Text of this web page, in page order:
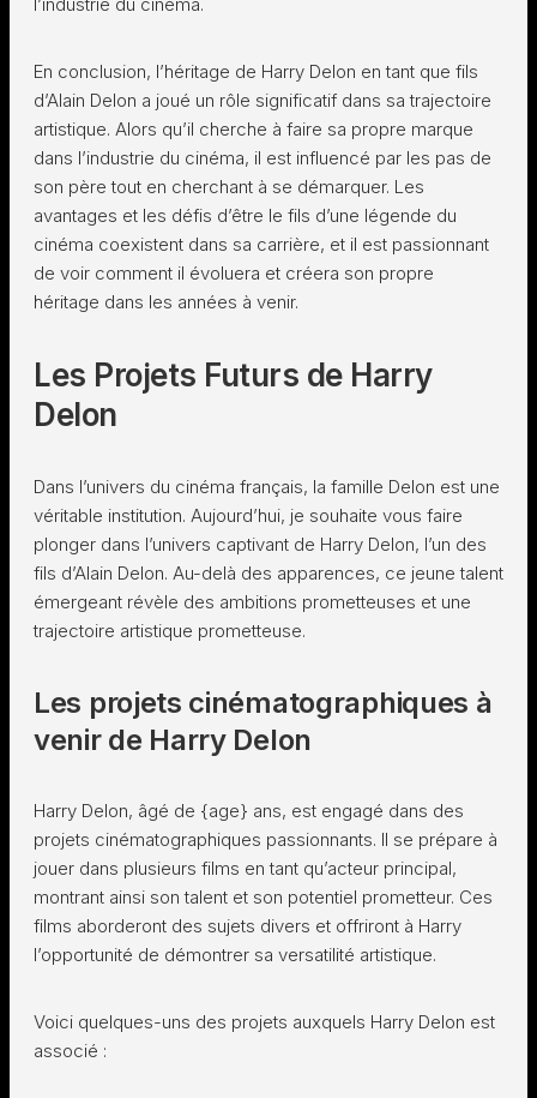
En conclusion, l’héritage de Harry Delon en tant que fils
d’Alain Delon a joué un rôle significatif dans sa trajectoire
artistique. Alors qu’il cherche à faire sa propre marque
dans l’industrie du cinéma, il est influencé par les pas de
son père tout en cherchant à se démarquer. Les
avantages et les défis d’être le fils d’une légende du
cinéma coexistent dans sa carrière, et il est passionnant
de voir comment il évoluera et créera son propre
héritage dans les années à venir.
Les Projets Futurs de Harry
Delon
Dans l’univers du cinéma français, la famille Delon est une
véritable institution. Aujourd’hui, je souhaite vous faire
plonger dans l’univers captivant de Harry Delon, l’un des
fils d’Alain Delon. Au-delà des apparences, ce jeune talent
émergeant révèle des ambitions prometteuses et une
trajectoire artistique prometteuse.
Les projets cinématographiques à
venir de Harry Delon
Harry Delon, âgé de {age} ans, est engagé dans des
projets cinématographiques passionnants. Il se prépare à
jouer dans plusieurs films en tant qu’acteur principal,
montrant ainsi son talent et son potentiel prometteur. Ces
films aborderont des sujets divers et offriront à Harry
l’opportunité de démontrer sa versatilité artistique.
Voici quelques-uns des projets auxquels Harry Delon est
associé :